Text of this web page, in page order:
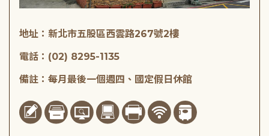
地址：新北市五股區西雲路267號2樓
電話：(02) 8295-1135
備註：每月最後一個週四、國定假日休館